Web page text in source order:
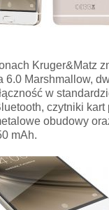
Kruger&Matz
6.0 Marshmallow,
w
czytniki kart
obudowy
mAh.